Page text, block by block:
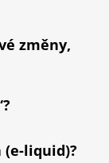
změny,
(e-liquid)?